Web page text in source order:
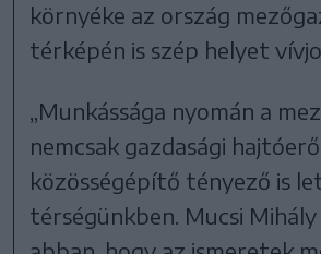
környéke az ország
térképén is szép helyet
„Munkássága nyomán a
nemcsak gazdasági
közösségépítő tényező is
térségünkben. Mucsi